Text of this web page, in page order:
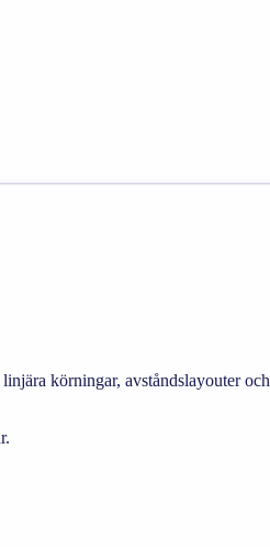
körningar, avståndslayouter och